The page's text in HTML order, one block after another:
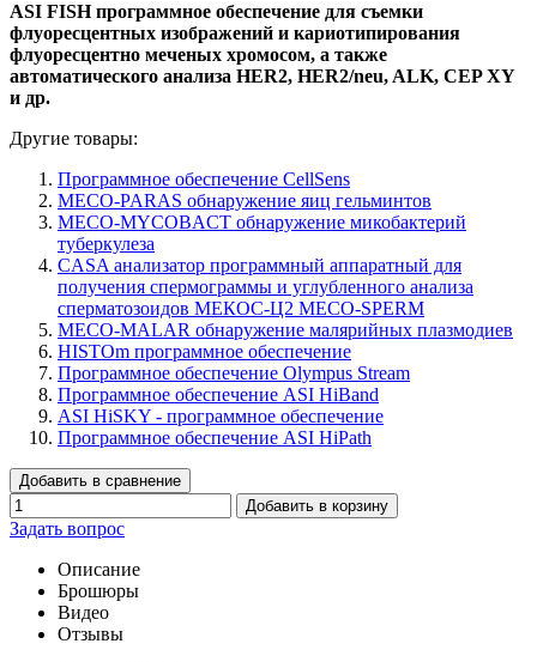
ASI FISH программное обеспечение для съемки
флуоресцентных изображений и кариотипирования
флуоресцентно меченых хромосом, а также
автоматического анализа HER2, HER2/neu, ALK, CEP XY
и др.
Другие товары:
Программное обеспечение CellSens
MECO-PARAS обнаружение яиц гельминтов
MECO-MYCOBACT обнаружение микобактерий
туберкулеза
CASA анализатор программный аппаратный для
получения спермограммы и углубленного анализа
сперматозоидов МЕКОС-Ц2 MECO-SPERM
MECO-MALAR обнаружение малярийных плазмодиев
HISTOm программное обеспечение
Программное обеспечение Olympus Stream
Программное обеспечение ASI HiBand
ASI HiSKY - программное обеспечение
Программное обеспечение ASI HiPath
Добавить в сравнение
Добавить в корзину
Задать вопрос
Описание
Брошюры
Видео
Отзывы